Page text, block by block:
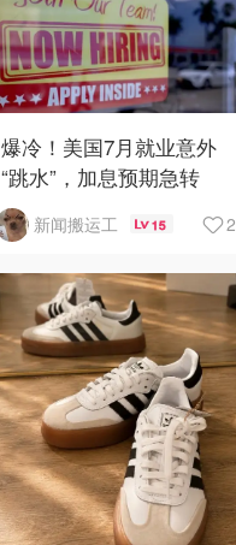
爆冷！美国7月就业意外
“跳水”，加息预期急转
弯！
新闻搬运工 15 2